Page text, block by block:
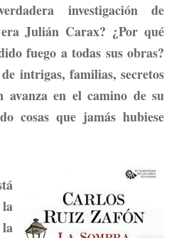
investigación de
Julián Carax? ¿Por qué
fuego a todas sus obras?
intrigas, familias, secretos
avanza en el camino de su
cosas que jamás hubiese